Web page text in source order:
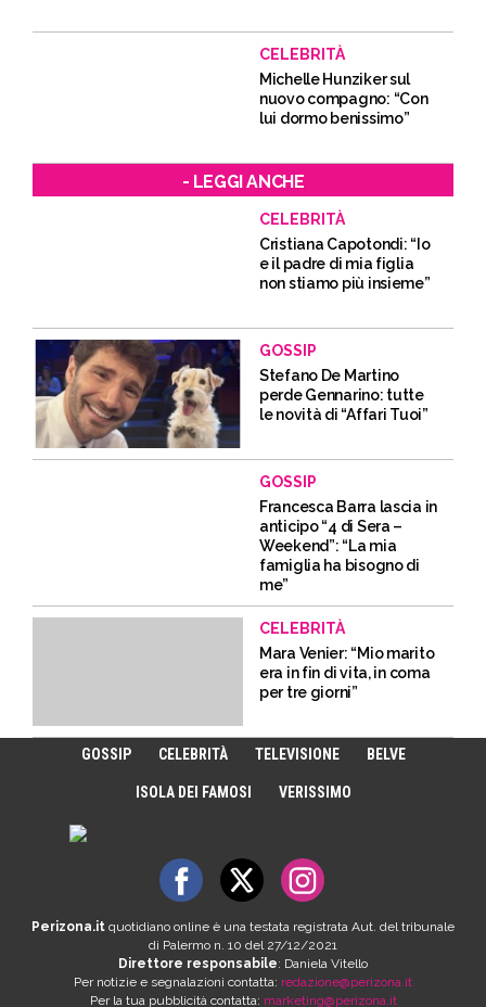
CELEBRITÀ
Michelle Hunziker sul
nuovo compagno: “Con
lui dormo benissimo”
- LEGGI ANCHE
CELEBRITÀ
Cristiana Capotondi: “Io
e il padre di mia figlia
non stiamo più insieme”
GOSSIP
Stefano De Martino
perde Gennarino: tutte
le novità di “Affari Tuoi”
GOSSIP
Francesca Barra lascia in
anticipo “4 di Sera –
Weekend”: “La mia
famiglia ha bisogno di
me”
CELEBRITÀ
Mara Venier: “Mio marito
era in fin di vita, in coma
per tre giorni”
GOSSIP CELEBRITÀ TELEVISIONE BELVE
ISOLA DEI FAMOSI VERISSIMO
Perizona.it quotidiano online è una testata registrata Aut. del tribunale
di Palermo n. 10 del 27/12/2021
Direttore responsabile: Daniela Vitello
Per notizie e segnalazioni contatta: redazione@perizona.it
Per la tua pubblicità contatta: marketing@perizona.it